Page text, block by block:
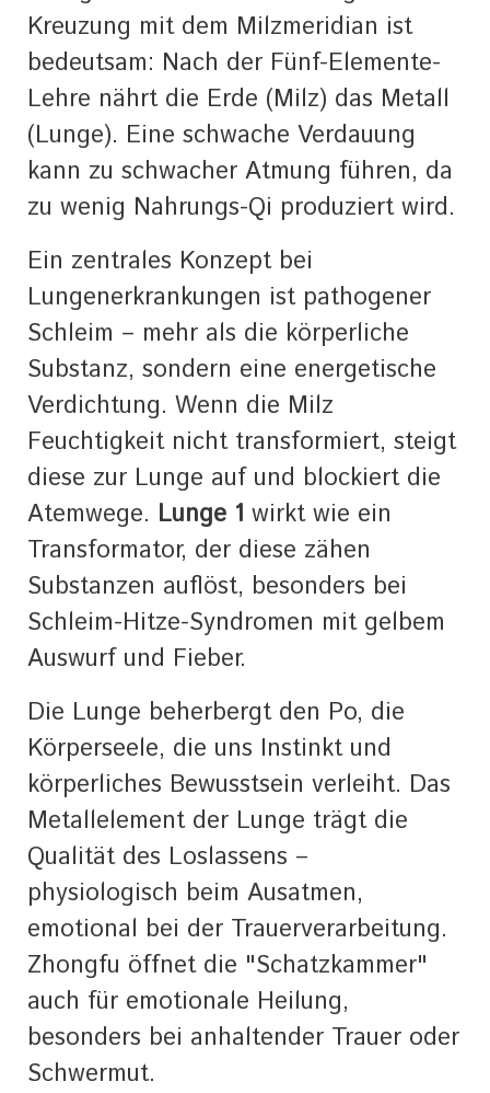
Kreuzung mit dem Milzmeridian ist
bedeutsam: Nach der Fünf-Elemente-
Lehre nährt die Erde (Milz) das Metall
(Lunge). Eine schwache Verdauung
kann zu schwacher Atmung führen, da
zu wenig Nahrungs-Qi produziert wird.
Ein zentrales Konzept bei
Lungenerkrankungen ist pathogener
Schleim – mehr als die körperliche
Substanz, sondern eine energetische
Verdichtung. Wenn die Milz
Feuchtigkeit nicht transformiert, steigt
diese zur Lunge auf und blockiert die
Atemwege. Lunge 1 wirkt wie ein
Transformator, der diese zähen
Substanzen auflöst, besonders bei
Schleim-Hitze-Syndromen mit gelbem
Auswurf und Fieber.
Die Lunge beherbergt den Po, die
Körperseele, die uns Instinkt und
körperliches Bewusstsein verleiht. Das
Metallelement der Lunge trägt die
Qualität des Loslassens –
physiologisch beim Ausatmen,
emotional bei der Trauerverarbeitung.
Zhongfu öffnet die "Schatzkammer"
auch für emotionale Heilung,
besonders bei anhaltender Trauer oder
Schwermut.